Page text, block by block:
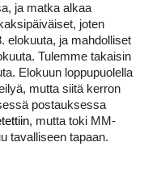
ja matka alkaa
joten
elokuuta, ja mahdolliset
Tulemme takaisin
Elokuun loppupuolella
mutta siitä kerron
postauksessa
, mutta toki MM-
tavalliseen tapaan.